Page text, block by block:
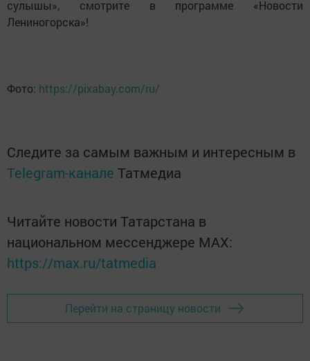
сулышы», смотрите в программе «Новости
Лениногорска»!
Фото: https://pixabay.com/ru/
Следите за самым важным и интересным в
Telegram-канале Татмедиа
Читайте новости Татарстана в
национальном мессенджере MАХ:
https://max.ru/tatmedia
Перейти на страницу новости